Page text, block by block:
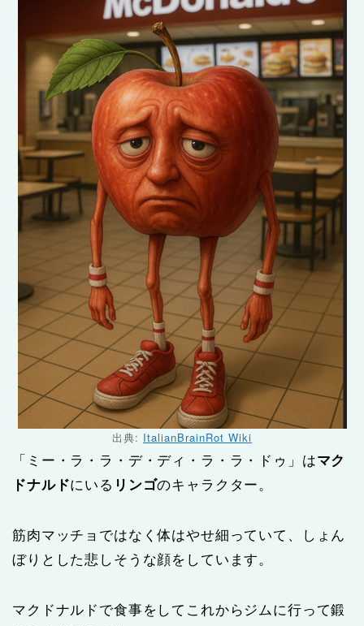
出典: ItalianBrainRot Wiki
「ミー・ラ・ラ・デ・ディ・ラ・ラ・ドゥ」はマク
ドナルドにいる リンゴのキャラクター。
筋肉マッチョではなく体はやせ細っていて、しょん
ぼりとした悲しそうな顔をしています。
マクドナルドで食事をしてこれからジムに行って鍛